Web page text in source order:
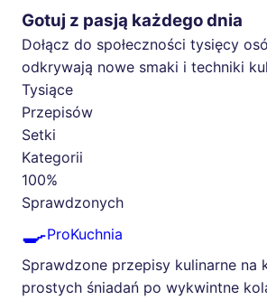
Gotuj z pasją każdego dnia
Dołącz do społeczności tysięcy
odkrywają nowe smaki i techniki
Tysiące
Przepisów
Setki
Kategorii
100%
Sprawdzonych
🍳ProKuchnia
Sprawdzone przepisy kulinarne na
prostych śniadań po wykwintne